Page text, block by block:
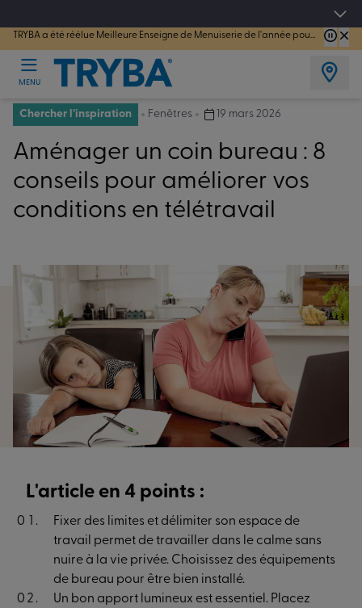
TRYBA a été réélue Meilleure Enseigne de Menuiserie de l'année pour la 7ème année consécutive.
MENU
Chercher l’inspiration Fenêtres 19 mars 2026
Aménager un coin bureau : 8
conseils pour améliorer vos
conditions en télétravail
L'article en 4 points :
Fixer des limites et délimiter son espace de
travail permet de travailler dans le calme sans
nuire à la vie privée. Choisissez des équipements
de bureau pour être bien installé.
Un bon apport lumineux est essentiel. Placez